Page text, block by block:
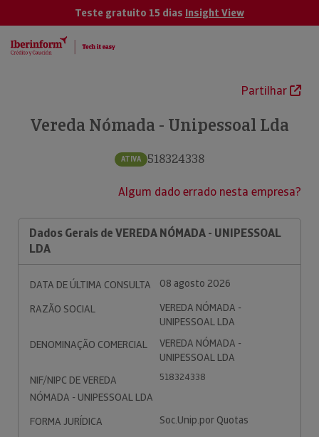
Teste gratuito 15 dias Insight View
Partilhar
Vereda Nómada - Unipessoal Lda
ATIVA 518324338
Algum dado errado nesta empresa?
Dados Gerais de VEREDA NÓMADA - UNIPESSOAL
LDA
DATA DE ÚLTIMA CONSULTA
08 agosto 2026
RAZÃO SOCIAL
VEREDA NÓMADA -
UNIPESSOAL LDA
DENOMINAÇÃO COMERCIAL
VEREDA NÓMADA -
UNIPESSOAL LDA
NIF/NIPC DE VEREDA
NÓMADA - UNIPESSOAL LDA
518324338
FORMA JURÍDICA
Soc.Unip.por Quotas